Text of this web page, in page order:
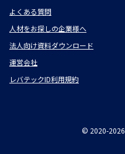
よくある質問
人材をお探しの企業様へ
法人向け資料ダウンロード
運営会社
レバテックID利用規約
© 2020-2026